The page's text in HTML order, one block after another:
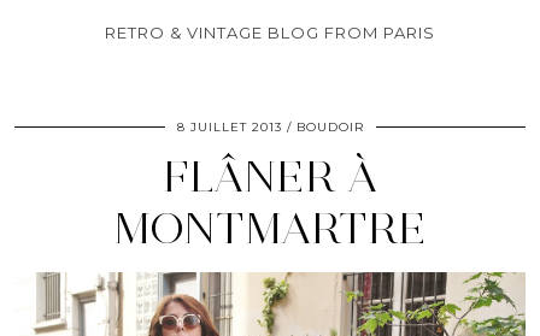
RETRO & VINTAGE BLOG FROM PARIS
8 JUILLET 2013 BOUDOIR
FLÂNER À
MONTMARTRE